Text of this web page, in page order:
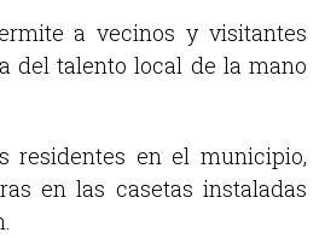
a vecinos y visitantes
del talento local de la mano
residentes en el municipio,
en las casetas instaladas